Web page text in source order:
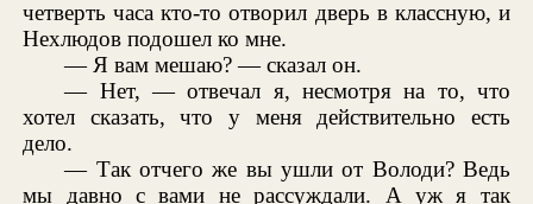
четверть часа кто-то отворил дверь в классную, и
Нехлюдов подошел ко мне.
— Я вам мешаю? — сказал он.
— Нет, — отвечал я, несмотря на то, что
хотел сказать, что у меня действительно есть
дело.
— Так отчего же вы ушли от Володи? Ведь
мы давно с вами не рассуждали. А уж я так